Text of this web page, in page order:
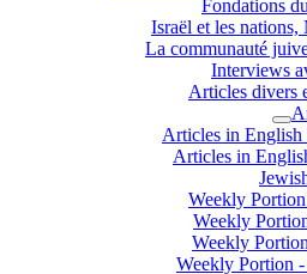
Fondations
Israël et les nations,
La communauté
Interviews
Articles divers
Articles in English
Articles in
Weekly
Weekly
Weekly
Weekly Portion